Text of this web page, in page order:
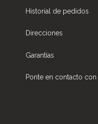
Historial de pedidos
Direcciones
Garantías
Ponte en contacto con